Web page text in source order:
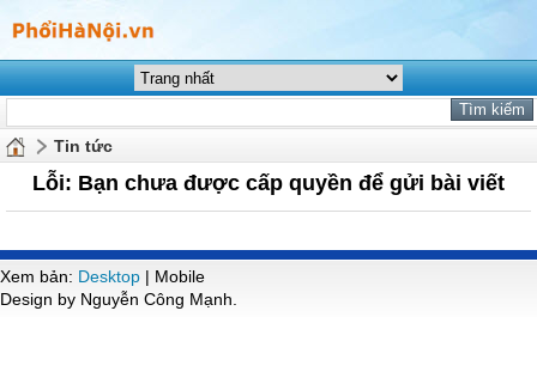
Tin tức
Lỗi: Bạn chưa được cấp quyền để gửi bài viết
Xem bản: Desktop | Mobile
Design by Nguyễn Công Mạnh.